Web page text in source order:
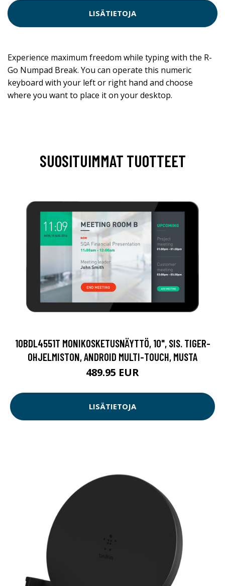
LISÄTIETOJA
Experience maximum freedom while typing with the R-
Go Numpad Break. You can operate this numeric
keyboard with your left or right hand and choose
where you want to place it on your desktop.
SUOSITUIMMAT TUOTTEET
10BDL4551T MONIKOSKETUSNÄYTTÖ, 10", SIS. TIGER-
OHJELMISTON, ANDROID MULTI-TOUCH, MUSTA
489.95 EUR
LISÄTIETOJA